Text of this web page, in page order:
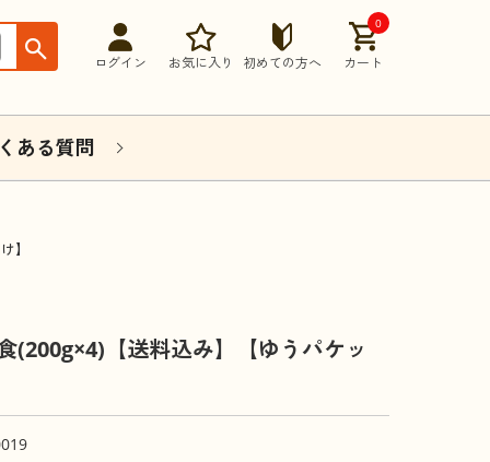
ログイン お気に入り 初めての方へ
0
カート
ある質問
】
(200g×4)【送料込み】【ゆうパケッ